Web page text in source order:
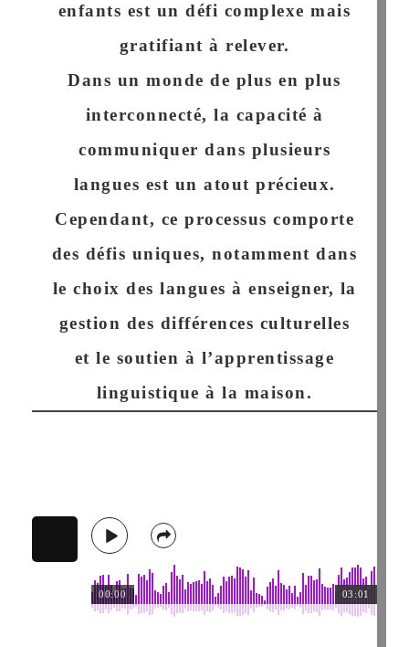
enfants est un défi complexe mais
gratifiant à relever.
Dans un monde de plus en plus
interconnecté, la capacité à
communiquer dans plusieurs
langues est un atout précieux.
Cependant, ce processus comporte
des défis uniques, notamment dans
le choix des langues à enseigner, la
gestion des différences culturelles
et le soutien à l’apprentissage
linguistique à la maison.
03:01
00:00